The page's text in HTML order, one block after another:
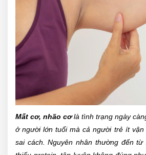
Mất cơ, nhão cơlà tình trạng ngày
ở người lớn tuổi mà cả người trẻ ít vận
sai cách. Nguyên nhân thường đến từ